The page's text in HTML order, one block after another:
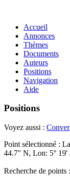
Accueil
Annonces
Thèmes
Documents
Auteurs
Positions
Navigation
Aide
Positions
Voyez aussi :
Point sélectionné :
44.7" N, Lon: 5° 19'
Recherche de points :